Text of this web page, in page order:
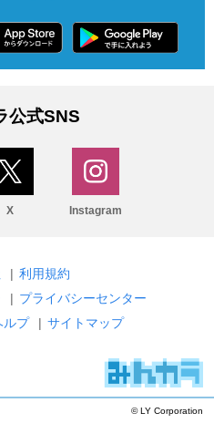
公式SNS
X Instagram
| 利用規約
| プライバシーセンター
ルプ | サイトマップ
© LY Corporation